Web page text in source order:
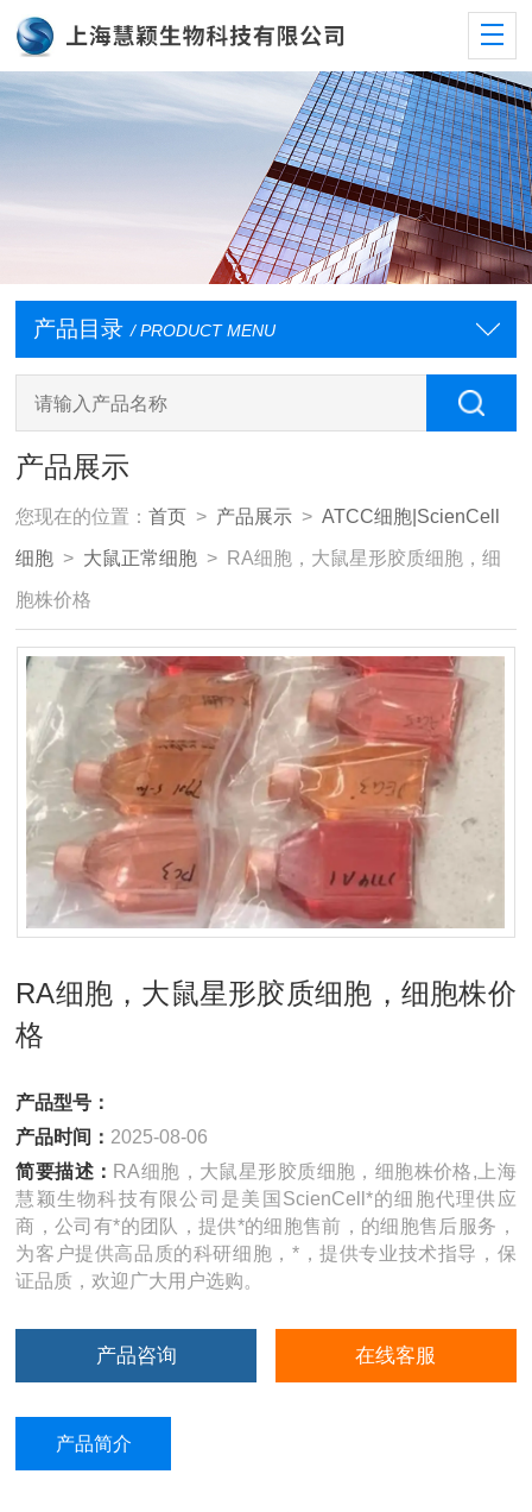
产品目录 / PRODUCT MENU
产品展示
您现在的位置：首页 > 产品展示 >ATCC细胞|ScienCell
细胞 > 大鼠正常细胞 > RA细胞，大鼠星形胶质细胞，细
胞株价格
RA细胞，大鼠星形胶质细胞，细胞株价
格
产品型号：
产品时间： 2025-08-06
简要描述： RA细胞，大鼠星形胶质细胞，细胞株价格,上海
慧颖生物科技有限公司是美国ScienCell*的细胞代理供应
商，公司有*的团队，提供*的细胞售前，的细胞售后服务，
为客户提供高品质的科研细胞，*，提供专业技术指导，保
证品质，欢迎广大用户选购。
产品咨询 在线客服
产品简介